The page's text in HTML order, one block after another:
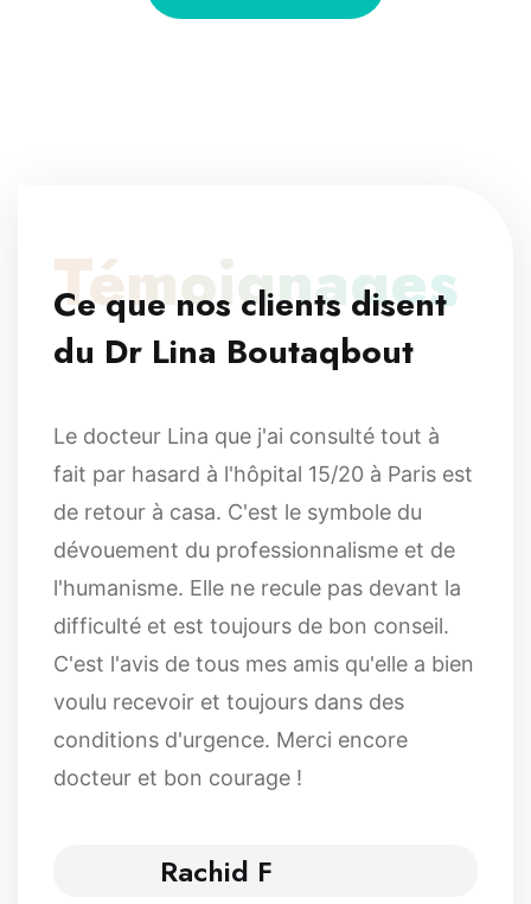
Témoignages
Ce que nos clients disent
du Dr Lina Boutaqbout
Le docteur Lina que j'ai consulté tout à
fait par hasard à l'hôpital 15/20 à Paris est
de retour à casa. C'est le symbole du
dévouement du professionnalisme et de
l'humanisme. Elle ne recule pas devant la
difficulté et est toujours de bon conseil.
C'est l'avis de tous mes amis qu'elle a bien
voulu recevoir et toujours dans des
conditions d'urgence. Merci encore
docteur et bon courage !
Rachid F